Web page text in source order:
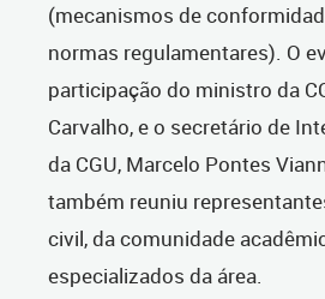
(mecanismos de
normas regulamentares). O
participação do ministro da
Carvalho, e o secretário de
da CGU, Marcelo Pontes
também reuniu
civil, da comunidade
especializados da área.